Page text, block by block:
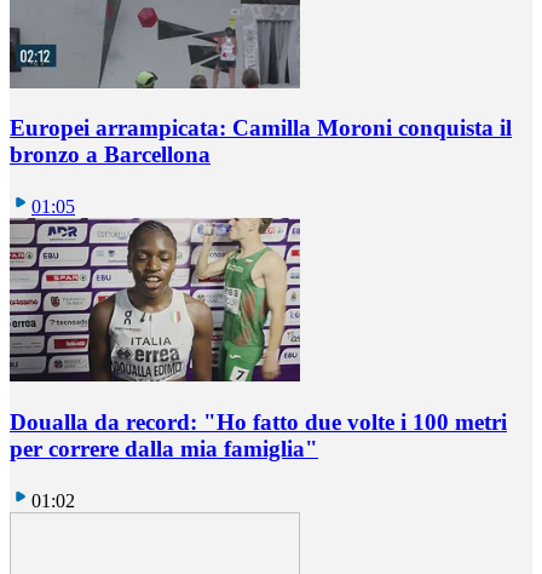
Europei arrampicata: Camilla Moroni conquista il
bronzo a Barcellona
01:05
Doualla da record: "Ho fatto due volte i 100 metri
per correre dalla mia famiglia"
01:02